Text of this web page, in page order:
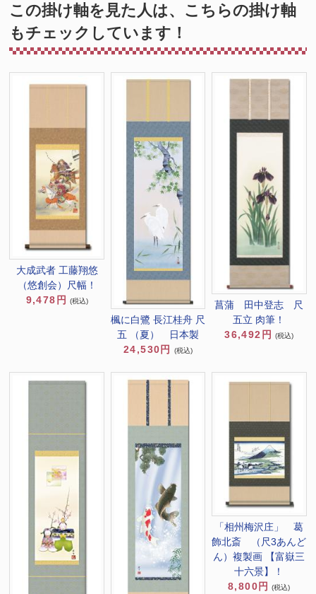
この掛け軸を見た人は、こちらの掛け軸
もチェックしています！
大成武者 工藤翔悠
（悠創会）尺幅！
9,478円
(税込)
楓に白鷺 長江桂舟 尺
五 （夏） 日本製
24,530円
(税込)
菖蒲 田中登志 尺
五立 肉筆！
36,492円
(税込)
「相州梅沢庄」 葛
飾北斎 （尺3あんど
ん）複製画 【富嶽三
十六景】！
8,800円
(税込)